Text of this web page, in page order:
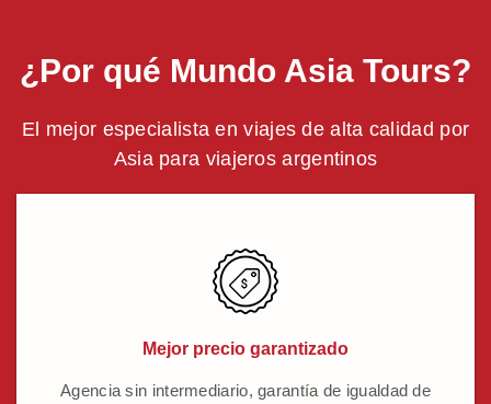
¿Por qué Mundo Asia Tours?
El mejor especialista en viajes de alta calidad por
Asia para viajeros argentinos
Mejor precio garantizado
Agencia sin intermediario, garantía de igualdad de